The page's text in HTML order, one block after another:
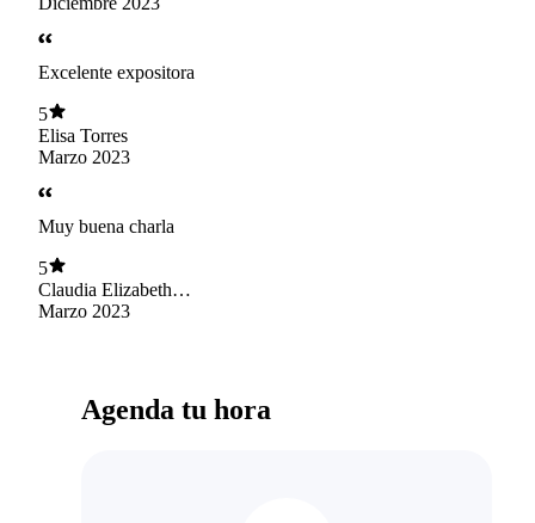
Excelente expositora
5
Elisa Torres
Marzo 2023
Muy buena charla
5
Claudia Elizabeth
Sosa González
Marzo 2023
Agenda tu hora